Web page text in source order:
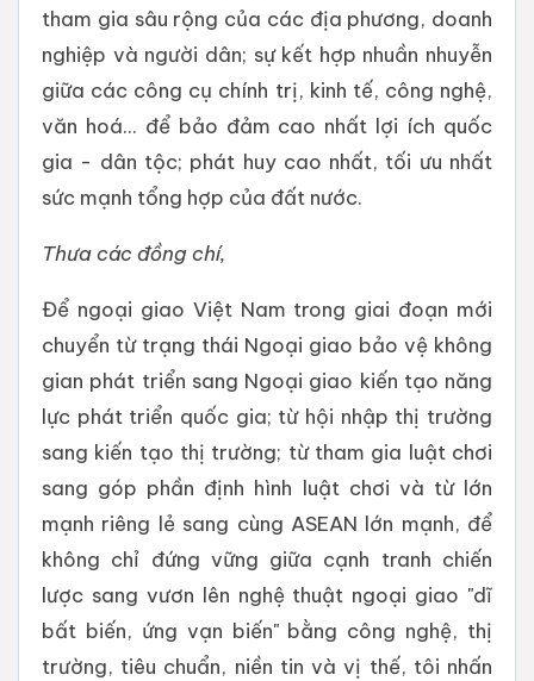
tham gia sâu rộng của các địa phương, doanh
nghiệp và người dân; sự kết hợp nhuần nhuyễn
giữa các công cụ chính trị, kinh tế, công nghệ,
văn hoá... để bảo đảm cao nhất lợi ích quốc
gia - dân tộc; phát huy cao nhất, tối ưu nhất
sức mạnh tổng hợp của đất nước.
Thưa các đồng chí,
Để ngoại giao Việt Nam trong giai đoạn mới
chuyển từ trạng thái Ngoại giao bảo vệ không
gian phát triển sang Ngoại giao kiến tạo năng
lực phát triển quốc gia; từ hội nhập thị trường
sang kiến tạo thị trường; từ tham gia luật chơi
sang góp phần định hình luật chơi và từ lớn
mạnh riêng lẻ sang cùng ASEAN lớn mạnh, để
không chỉ đứng vững giữa cạnh tranh chiến
lược sang vươn lên nghệ thuật ngoại giao "dĩ
bất biến, ứng vạn biến" bằng công nghệ, thị
trường, tiêu chuẩn, niền tin và vị thế, tôi nhấn